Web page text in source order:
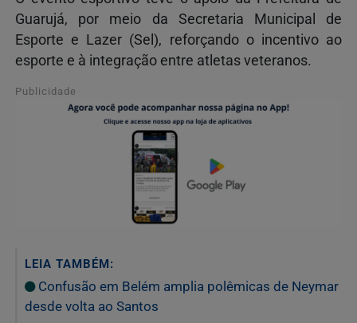
Guarujá, por meio da Secretaria Municipal de
Esporte e Lazer (Sel), reforçando o incentivo ao
esporte e à integração entre atletas veteranos.
Publicidade
LEIA TAMBÉM:
Confusão em Belém amplia polêmicas de Neymar
desde volta ao Santos